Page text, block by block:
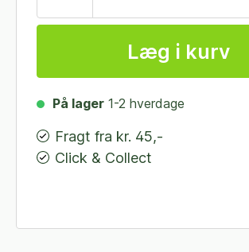
Læg i kurv
På lager 1-2 hverdage
Fragt fra kr. 45,-
Click & Collect